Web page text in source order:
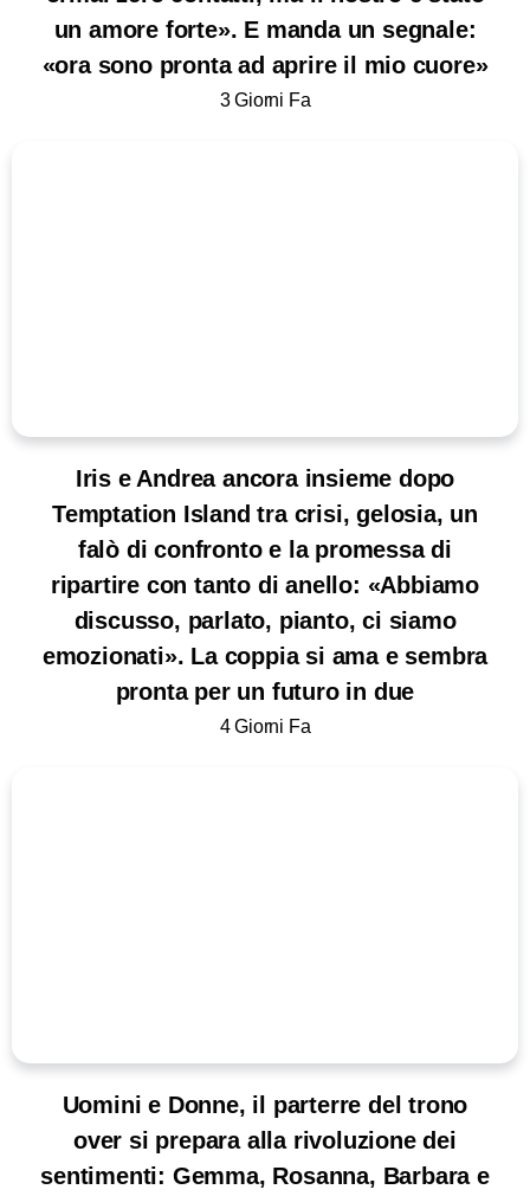
un amore forte». E manda un segnale:
«ora sono pronta ad aprire il mio cuore»
3 Giorni Fa
Iris e Andrea ancora insieme dopo
Temptation Island tra crisi, gelosia, un
falò di confronto e la promessa di
ripartire con tanto di anello: «Abbiamo
discusso, parlato, pianto, ci siamo
emozionati». La coppia si ama e sembra
pronta per un futuro in due
4 Giorni Fa
Uomini e Donne, il parterre del trono
over si prepara alla rivoluzione dei
sentimenti: Gemma, Rosanna, Barbara e